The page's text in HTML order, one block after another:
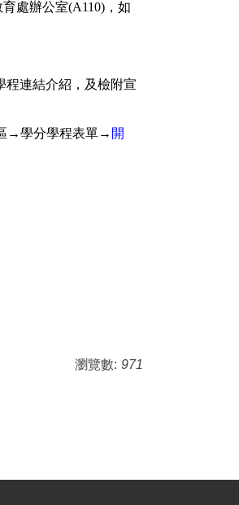
處辦公室(A110)，如
程連結介紹，及檢附宣
→學分學程表單→ 開
瀏覽數: 971